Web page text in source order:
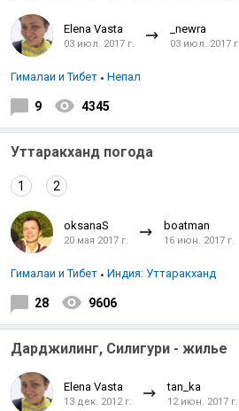
Elena Vasta
03 июл. 2017 г.
_newra
03 июл. 2017 г.
Гималаи и Тибет Непал
9 4345
Уттаракханд погода
1 2
oksanaS
20 мая 2017 г.
boatman
16 июн. 2017 г.
Гималаи и Тибет Индия: Уттаракханд
28 9606
Дарджилинг, Силигури - жилье
Elena Vasta
13 дек. 2012 г.
tan_ka
12 июн. 2017 г.